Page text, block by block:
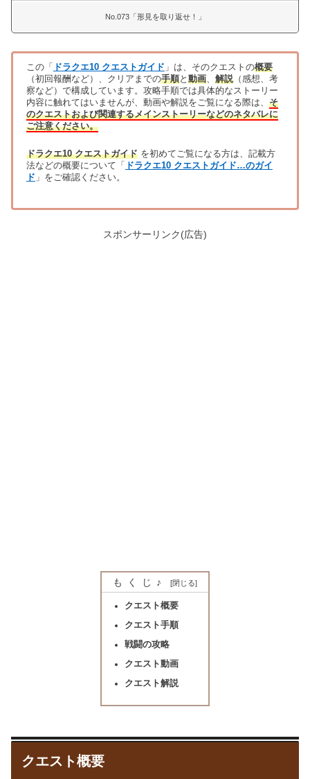
No.073「形見を取り返せ！」
この「 ドラクエ10 クエストガイド 」は、そのクエストの概要
（初回報酬など）、クリアまでの手順と 動画、 解説（感想、考
察など）で構成しています。攻略手順では具体的なストーリー
内容に触れてはいませんが、動画や解説をご覧になる際は、 そ
のクエストおよび関連するメインストーリーなどのネタバレに
ご注意ください。
ドラクエ10 クエストガイドを初めてご覧になる方は、記載方
法などの概要について「
ドラクエ10 クエストガイド…のガイ
ド 」をご確認ください。
スポンサーリンク(広告)
もくじ♪
クエスト概要
クエスト手順
戦闘の攻略
クエスト動画
クエスト解説
クエスト概要